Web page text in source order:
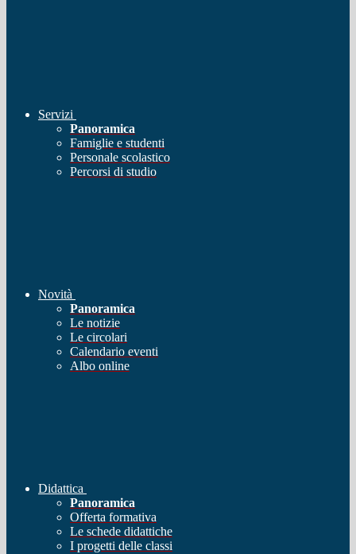
Servizi
Panoramica
Famiglie e studenti
Personale scolastico
Percorsi di studio
Novità
Panoramica
Le notizie
Le circolari
Calendario eventi
Albo online
Didattica
Panoramica
Offerta formativa
Le schede didattiche
I progetti delle classi